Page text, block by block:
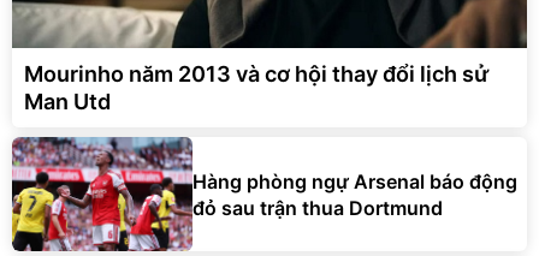
Mourinho năm 2013 và cơ hội thay đổi lịch sử
Man Utd
Hàng phòng ngự Arsenal báo động
đỏ sau trận thua Dortmund